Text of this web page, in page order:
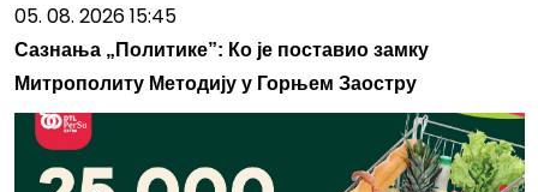
05. 08. 2026 15:45
Сазнања „Политике”: Ко је поставио замку
Митрополиту Методију у Горњем Заостру